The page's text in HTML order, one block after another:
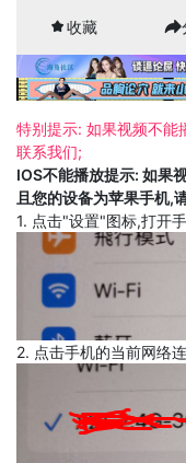
收藏
特别提示: 如果视频不能
联系我们;
IOS不能播放提示: 如果
且您的设备为苹果手机,
1. 点击"设置"图标,打开
2. 点击手机的当前网络